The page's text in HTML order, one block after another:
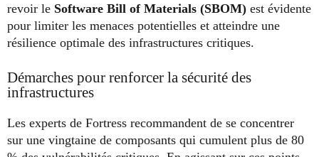
revoir le Software Bill of Materials (SBOM) est évidente
pour limiter les menaces potentielles et atteindre une
résilience optimale des infrastructures critiques.
Démarches pour renforcer la sécurité des
infrastructures
Les experts de Fortress recommandent de se concentrer
sur une vingtaine de composants qui cumulent plus de 80